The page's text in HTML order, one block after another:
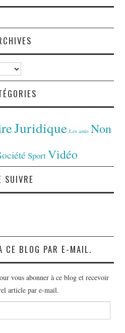
Juridique Les amis Non
SportVidéo
SUIVRE
CE BLOG PAR E-MAIL.
vous abonner à ce blog et recevoir
article par e-mail.